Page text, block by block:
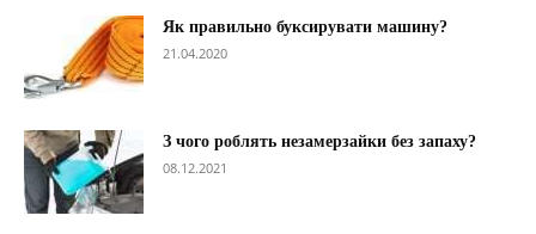
Як правильно буксирувати машину?
21.04.2020
З чого роблять незамерзайки без запаху?
08.12.2021